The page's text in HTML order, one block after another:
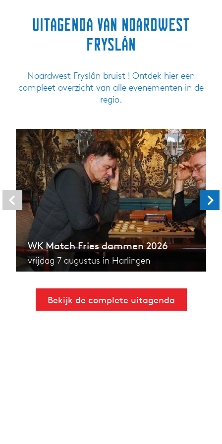
Uitagenda van Noardwest
Fryslân
Noardwest Fryslân bruist ! Ontdek hier een
compleet overzicht van alle evenementen in de
regio.
WK Match Fries dammen 2026
vrijdag 7 augustus in Harlingen
Bekijk de complete uitagenda